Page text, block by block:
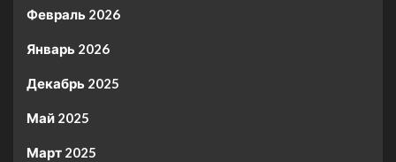
Февраль 2026
Январь 2026
Декабрь 2025
Май 2025
Март 2025